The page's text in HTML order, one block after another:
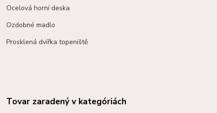
Ocelová horní deska
Ozdobné madlo
Prosklená dvířka topeniště
Tovar zaradený v kategóriách